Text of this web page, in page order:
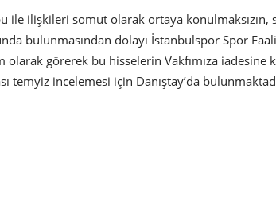
ile ilişkileri somut olarak ortaya konulmaksızın,
bulunmasından dolayı İstanbulspor Spor
olarak görerek bu hisselerin Vakfımıza
temyiz incelemesi için Danıştay’da